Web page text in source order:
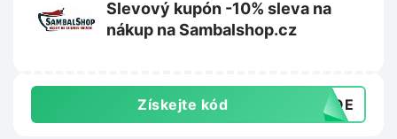
Slevový kupón -10% sleva na
nákup na Sambalshop.cz
Získejte kód ANQE